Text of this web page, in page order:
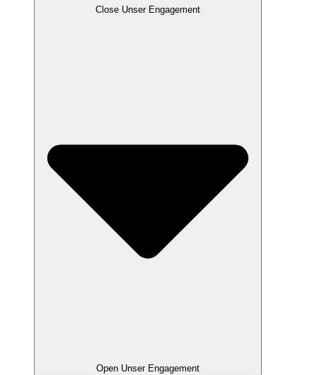
Close Unser Engagement
Open Unser Engagement